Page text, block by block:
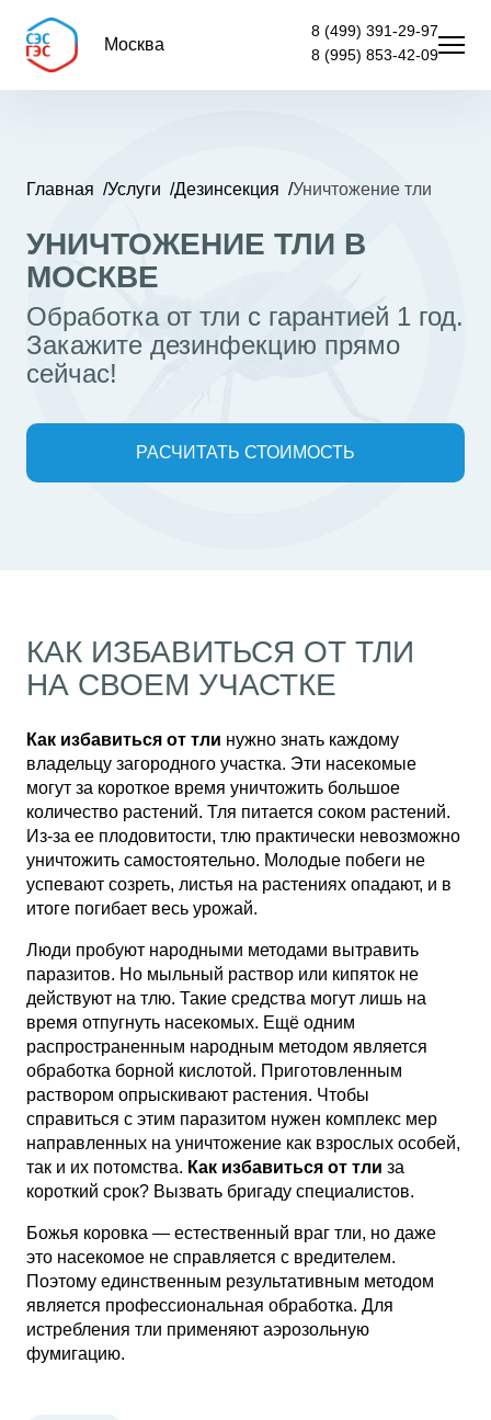
Москва
8 (499) 391-29-97
8 (995) 853-42-09
Главная Услуги Дезинсекция Уничтожение тли
УНИЧТОЖЕНИЕ ТЛИ В
МОСКВЕ
Обработка от тли с гарантией 1 год.
Закажите дезинфекцию прямо
сейчас!
РАСЧИТАТЬ СТОИМОСТЬ
КАК ИЗБАВИТЬСЯ ОТ ТЛИ
НА СВОЕМ УЧАСТКЕ
Как избавиться от тли нужно знать каждому
владельцу загородного участка. Эти насекомые
могут за короткое время уничтожить большое
количество растений. Тля питается соком растений.
Из-за ее плодовитости, тлю практически невозможно
уничтожить самостоятельно. Молодые побеги не
успевают созреть, листья на растениях опадают, и в
итоге погибает весь урожай.
Люди пробуют народными методами вытравить
паразитов. Но мыльный раствор или кипяток не
действуют на тлю. Такие средства могут лишь на
время отпугнуть насекомых. Ещё одним
распространенным народным методом является
обработка борной кислотой. Приготовленным
раствором опрыскивают растения. Чтобы
справиться с этим паразитом нужен комплекс мер
направленных на уничтожение как взрослых особей,
так и их потомства. Как избавиться от тли за
короткий срок? Вызвать бригаду специалистов.
Божья коровка — естественный враг тли, но даже
это насекомое не справляется с вредителем.
Поэтому единственным результативным методом
является профессиональная обработка. Для
истребления тли применяют аэрозольную
фумигацию.